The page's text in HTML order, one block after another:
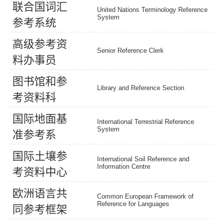
联合国词汇
参考系统
United Nations Terminology Reference
System
高级参考资
料办事员
Senior Reference Clerk
图书馆和参
考资料科
Library and Reference Section
国 际地面基
准参考系
International Terrestrial Reference
System
国 际土壤参
考资料中心
International Soil Reference and
Information Centre
欧洲语言共
同参考框架
Common European Framework of
Reference for Languages